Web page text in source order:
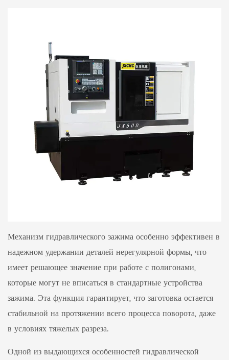
Механизм гидравлического зажима особенно эффективен в
надежном удержании деталей нерегулярной формы, что
имеет решающее значение при работе с полигонами,
которые могут не вписаться в стандартные устройства
зажима. Эта функция гарантирует, что заготовка остается
стабильной на протяжении всего процесса поворота, даже
в условиях тяжелых разреза.
Одной из выдающихся особенностей гидравлической